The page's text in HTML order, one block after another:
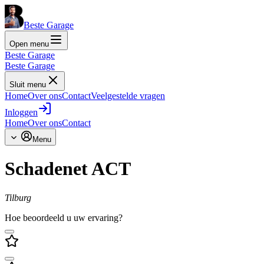
Beste Garage
Open menu
Beste Garage
Beste Garage
Sluit menu
HomeOver onsContactVeelgestelde vragen
Inloggen
HomeOver onsContact
Menu
Schadenet ACT
Tilburg
Hoe beoordeeld u uw ervaring?